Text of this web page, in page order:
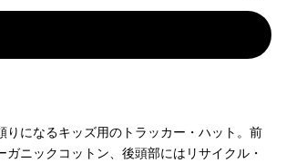
りになるキッズ用のトラッカー・ハット。前
ガニックコットン、後頭部にはリサイクル・